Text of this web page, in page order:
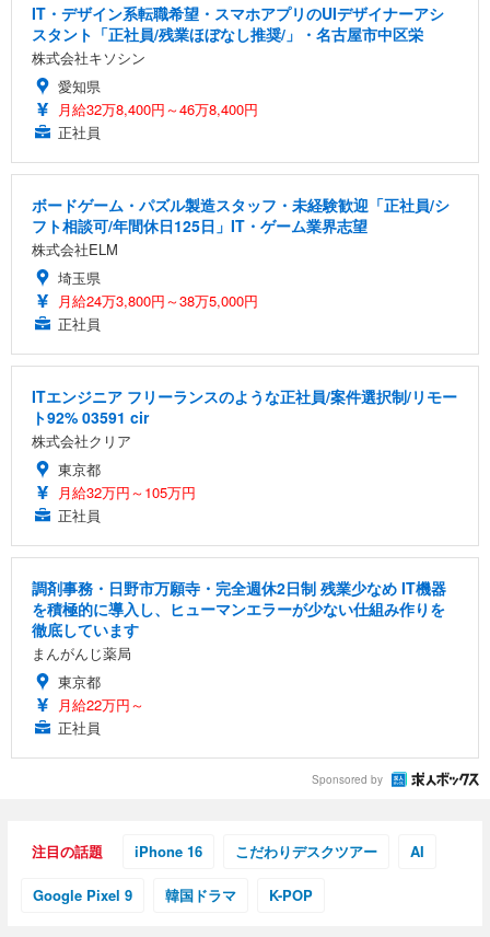
IT・デザイン系転職希望・スマホアプリのUIデザイナーアシ
スタント「正社員/残業ほぼなし推奨/」・名古屋市中区栄
株式会社キソシン
愛知県
月給32万8,400円～46万8,400円
正社員
ボードゲーム・パズル製造スタッフ・未経験歓迎「正社員/シ
フト相談可/年間休日125日」IT・ゲーム業界志望
株式会社ELM
埼玉県
月給24万3,800円～38万5,000円
正社員
ITエンジニア フリーランスのような正社員/案件選択制/リモー
ト92% 03591 cir
株式会社クリア
東京都
月給32万円～105万円
正社員
調剤事務・日野市万願寺・完全週休2日制 残業少なめ IT機器
を積極的に導入し、ヒューマンエラーが少ない仕組み作りを
徹底しています
まんがんじ薬局
東京都
月給22万円～
正社員
Sponsored by
注目の話題 iPhone 16 こだわりデスクツアー AI
Google Pixel 9 韓国ドラマ K-POP